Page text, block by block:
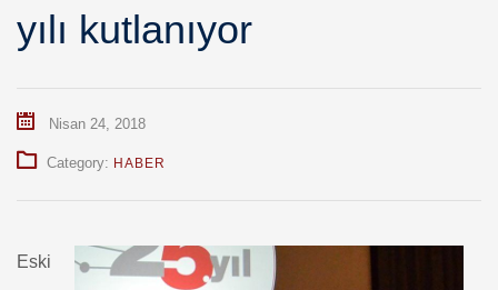
yılı kutlanıyor
Nisan 24, 2018
Category: HABER
Eski